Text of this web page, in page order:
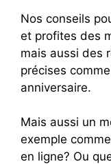
Nos conseils
et profites des
mais aussi des
précises
anniversaire.
Mais aussi un
exemple
en ligne? Ou